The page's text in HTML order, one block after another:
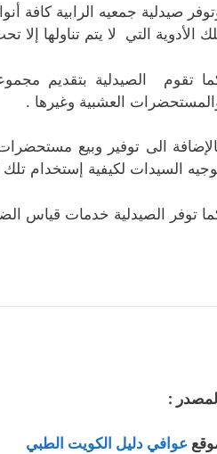
صيدلية جمعيه الرابية كافة
الأدوية التي لا يتم تناولها
تقوم الصيدلية بتقديم
العشبية وغيرها .
الى توفير وبيع
السيدات لكيفية إستخدام
توفر الصيدلية خدمات قياس
:
عوافي دليل الكويت الطبي